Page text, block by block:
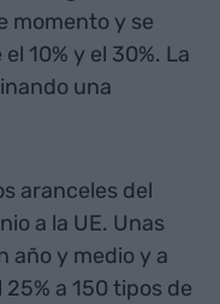
momento y se
10% y el 30%. La
una
aranceles del
a la UE. Unas
año y medio y a
a 150 tipos de